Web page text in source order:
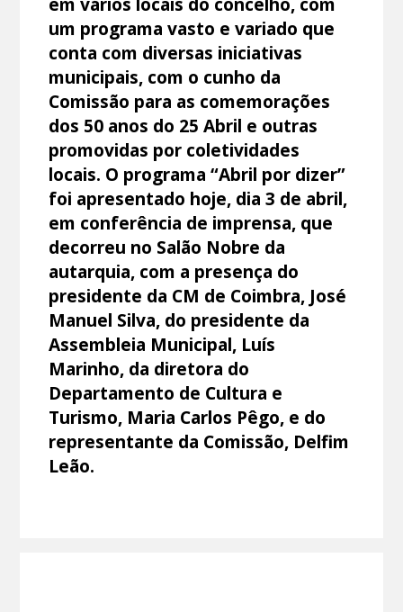
um programa vasto e variado que
conta com diversas iniciativas
municipais, com o cunho da
Comissão para as comemorações
dos 50 anos do 25 Abril e outras
promovidas por coletividades
locais. O programa “Abril por dizer”
foi apresentado hoje, dia 3 de abril,
em conferência de imprensa, que
decorreu no Salão Nobre da
autarquia, com a presença do
presidente da CM de Coimbra, José
Manuel Silva, do presidente da
Assembleia Municipal, Luís
Marinho, da diretora do
Departamento de Cultura e
Turismo, Maria Carlos Pêgo, e do
representante da Comissão, Delfim
Leão.